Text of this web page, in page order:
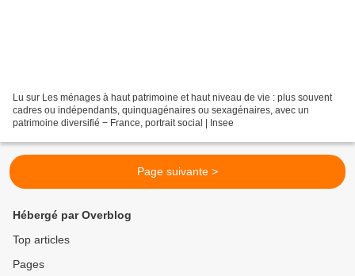
Lu sur Les ménages à haut patrimoine et haut niveau de vie : plus souvent
cadres ou indépendants, quinquagénaires ou sexagénaires, avec un
patrimoine diversifié − France, portrait social | Insee
Page suivante >
Hébergé par Overblog
Top articles
Pages